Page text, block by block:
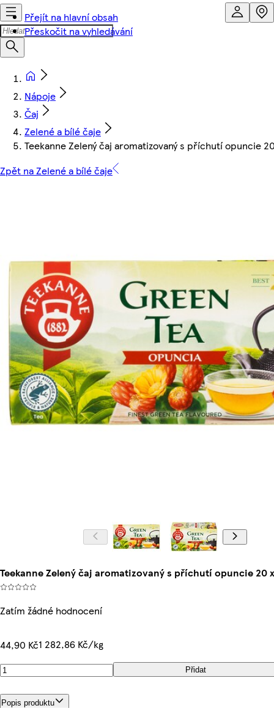
Přejít na hlavní obsah
Přeskočit na vyhledávání
Nápoje
Čaj
Zelené a bílé čaje
Teekanne Zelený čaj aromatizovaný s příchutí opuncie
Zpět na Zelené a bílé čaje
Teekanne Zelený čaj aromatizovaný s příchutí opuncie 20 x
Zatím žádné hodnocení
44,90 Kč1 282,86 Kč/kg
Přidat
Popis produktu